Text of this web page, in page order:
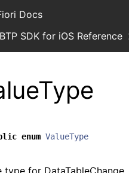
Docs
SDK for iOS Reference
enum ValueType